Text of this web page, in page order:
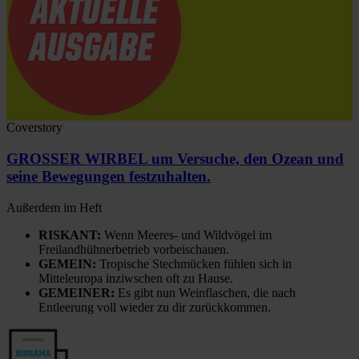
Coverstory
GROSSER WIRBEL um Versuche, den Ozean und
seine Bewegungen festzuhalten.
Außerdem im Heft
RISKANT: Wenn Meeres- und Wildvögel im
Freilandhühnerbetrieb vorbeischauen.
GEMEIN: Tropische Stechmücken fühlen sich in
Mitteleuropa inziwschen oft zu Hause.
GEMEINER: Es gibt nun Weinflaschen, die nach
Entleerung voll wieder zu dir zurückkommen.